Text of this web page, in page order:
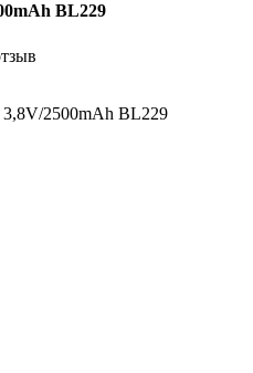
BL229
2500mAh BL229